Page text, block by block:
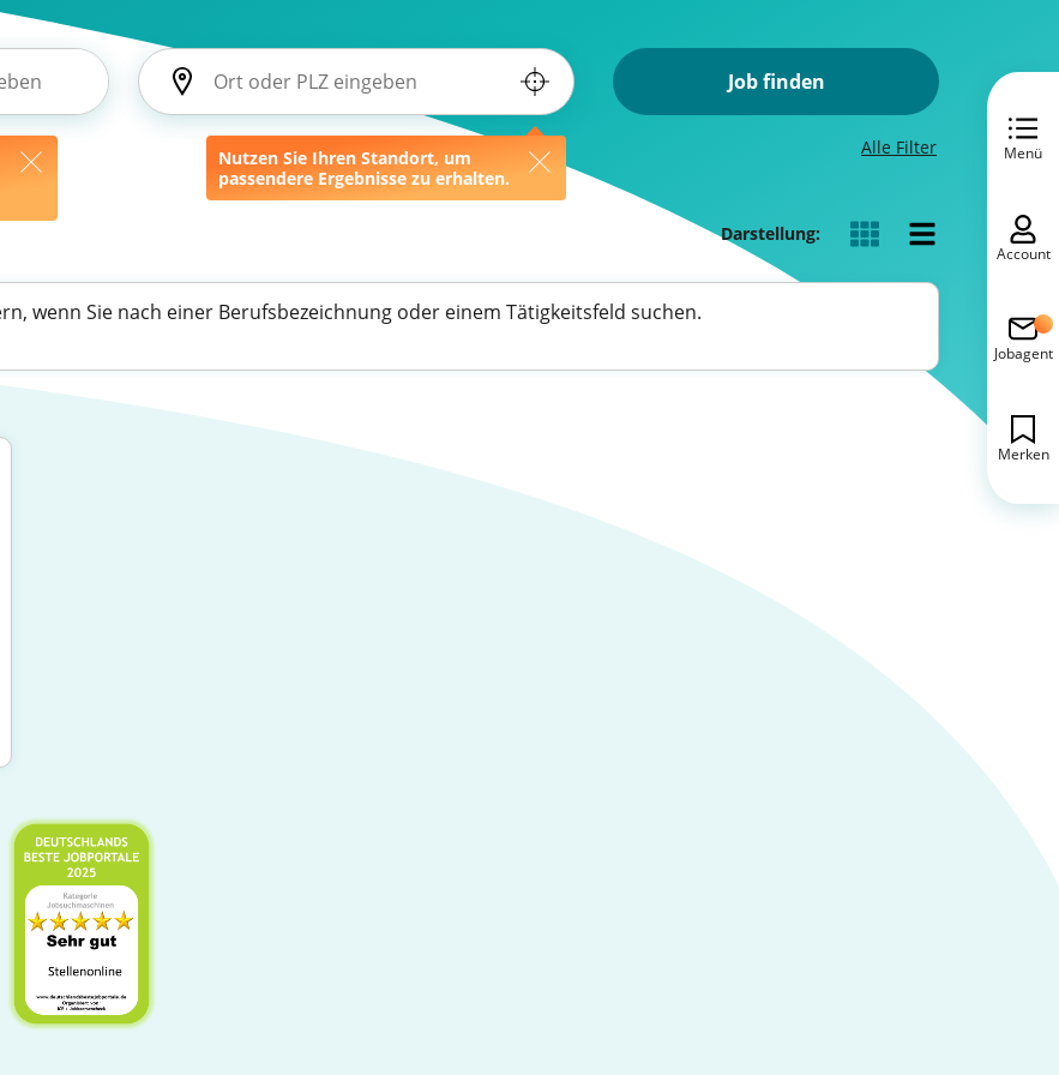
Nutzen Sie Ihren Standort, um
passendere Ergebnisse zu erhalten.
Job finden
Alle Filter
Darstellung:
wenn Sie nach einer Berufsbezeichnung oder einem Tätigkeitsfeld suchen.
Menü
Account
Jobagent
Merken